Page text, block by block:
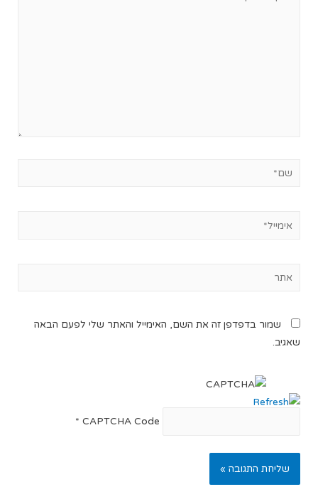
שמור בדפדפן זה את השם, האימייל והאתר שלי לפעם הבאה
שאגיב.
CAPTCHA Code
*